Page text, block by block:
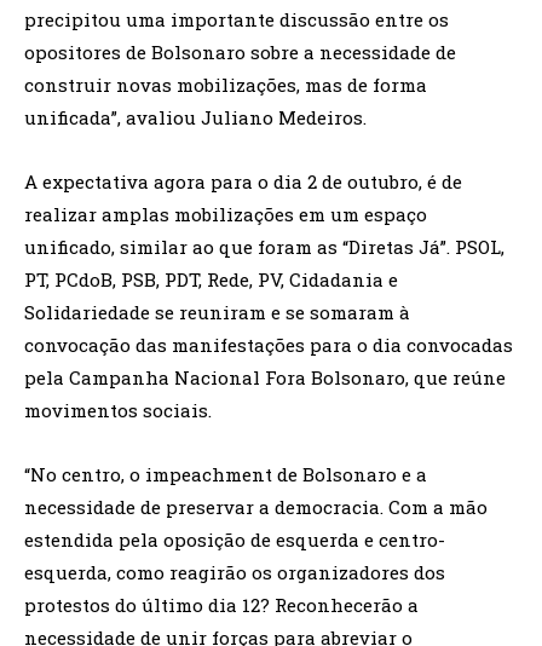
precipitou uma importante discussão entre os
opositores de Bolsonaro sobre a necessidade de
construir novas mobilizações, mas de forma
unificada”, avaliou Juliano Medeiros.
A expectativa agora para o dia 2 de outubro, é de
realizar amplas mobilizações em um espaço
unificado, similar ao que foram as “Diretas Já”. PSOL,
PT, PCdoB, PSB, PDT, Rede, PV, Cidadania e
Solidariedade se reuniram e se somaram à
convocação das manifestações para o dia convocadas
pela Campanha Nacional Fora Bolsonaro, que reúne
movimentos sociais.
“No centro, o impeachment de Bolsonaro e a
necessidade de preservar a democracia. Com a mão
estendida pela oposição de esquerda e centro-
esquerda, como reagirão os organizadores dos
protestos do último dia 12? Reconhecerão a
necessidade de unir forças para abreviar o